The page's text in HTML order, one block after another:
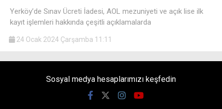
Yerköy’de Sınav Ücreti İadesi, AOL mezuniyeti ve açık lise ilk
kayıt işlemleri hakkında çeşitli açıklamalarda
24 Ocak 2024 Çarşamba 11:11
Sosyal medya hesaplarımızı keşfedin